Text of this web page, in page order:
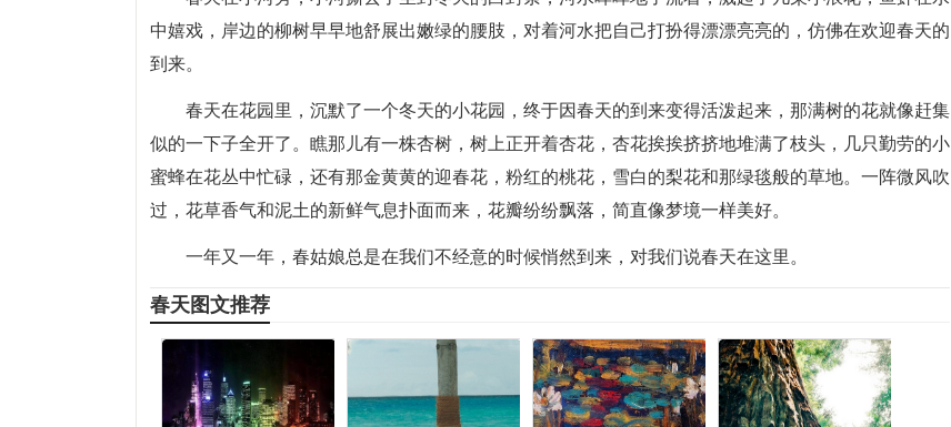
中嬉戏，岸边的柳树早早地舒展出嫩绿的腰肢，对着河水把自己打扮得漂漂亮亮的，仿佛在欢迎春天的
到来。
春天在花园里，沉默了一个冬天的小花园，终于因春天的到来变得活泼起来，那满树的花就像赶集
似的一下子全开了。瞧那儿有一株杏树，树上正开着杏花，杏花挨挨挤挤地堆满了枝头，几只勤劳的小
蜜蜂在花丛中忙碌，还有那金黄黄的迎春花，粉红的桃花，雪白的梨花和那绿毯般的草地。一阵微风吹
过，花草香气和泥土的新鲜气息扑面而来，花瓣纷纷飘落，简直像梦境一样美好。
一年又一年，春姑娘总是在我们不经意的时候悄然到来，对我们说春天在这里。
春天图文推荐